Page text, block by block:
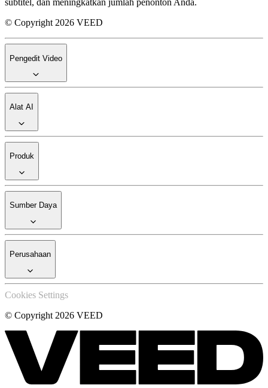
subtitel, dan meningkatkan jumlah penonton Anda.
© Copyright 2026 VEED
Pengedit Video
Alat AI
Produk
Sumber Daya
Perusahaan
Cookies Settings
© Copyright 2026 VEED